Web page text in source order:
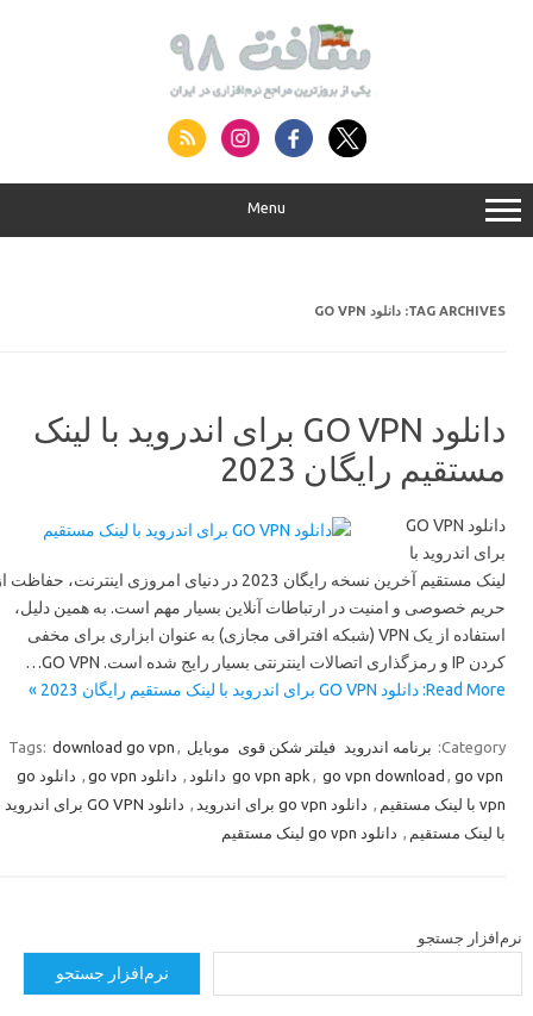
Menu
TAG ARCHIVES: دانلود GO VPN
دانلود GO VPN برای اندروید با لینک
مستقیم رایگان 2023
دانلود GO VPN
برای اندروید با
لینک مستقیم آخرین نسخه رایگان 2023 در دنیای امروزی اینترنت، حفاظت از
حریم خصوصی و امنیت در ارتباطات آنلاین بسیار مهم است. به همین دلیل،
استفاده از یک VPN (شبکه افتراقی مجازی) به عنوان ابزاری برای مخفی
کردن IP و رمزگذاری اتصالات اینترنتی بسیار رایج شده است. GO VPN…
Read More: دانلود GO VPN برای اندروید با لینک مستقیم رایگان 2023 »
Category: برنامه اندروید فیلتر شکن قوی موبایل Tags:download go vpn ,
go vpn apk,go vpn download ,go vpn دانلود , دانلود go vpn ,
دانلود go
vpn با لینک مستقیم
,دانلود go vpn برای اندروید ,
دانلود GO VPN برای اندروید
با لینک مستقیم,دانلود go vpn لینک مستقیم
جستجو
نرم‌افزار جستجو